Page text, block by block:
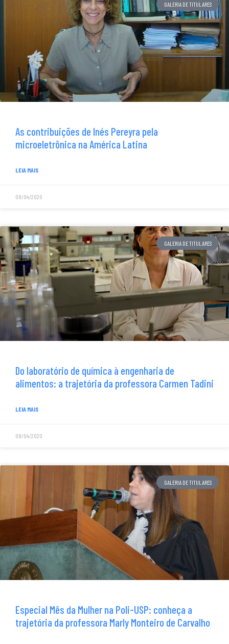
GALERIA DE TITULARES
As contribuições de Inés Pereyra pela
microeletrônica na América Latina
LEIA MAIS
08/04/2020
GALERIA DE TITULARES
Do laboratório de química à engenharia de
alimentos: a trajetória da professora Carmen Tadini
LEIA MAIS
08/04/2020
GALERIA DE TITULARES
Especial Mês da Mulher na Poli-USP: conheça a
trajetória da professora Marly Monteiro de Carvalho